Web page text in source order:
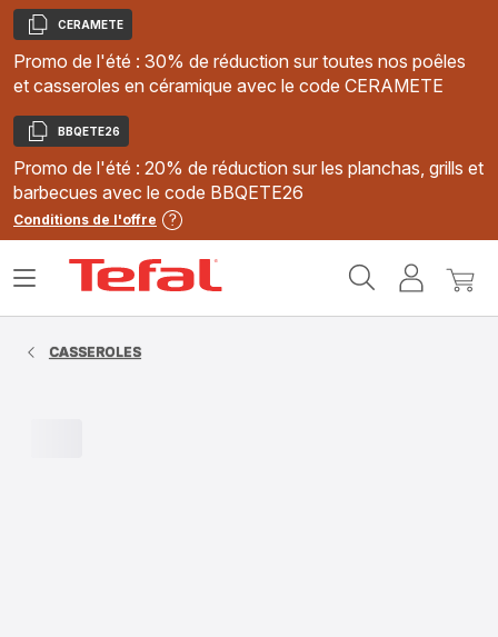
Copier
CERAMETE
Promo de l'été : 30% de réduction sur toutes nos poêles
et casseroles en céramique avec le code CERAMETE
Copier
BBQETE26
Promo de l'été : 20% de réduction sur les planchas, grills et
barbecues avec le code BBQETE26
Conditions de l'offre
MonMon
Ouvrir
CASSEROLES